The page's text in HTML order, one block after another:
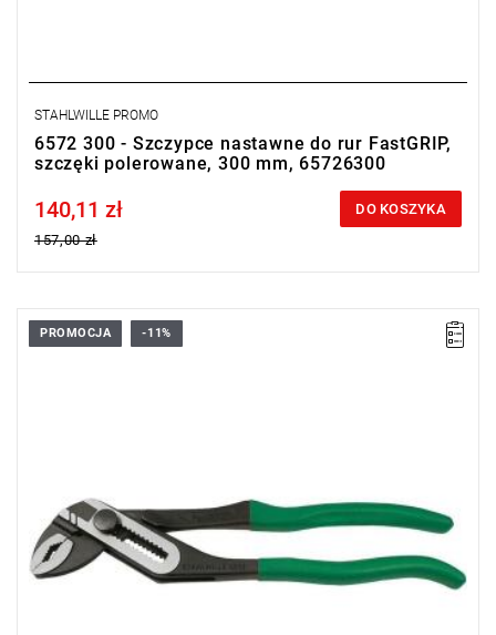
STAHLWILLE PROMO
6572 300 - Szczypce nastawne do rur FastGRIP,
szczęki polerowane, 300 mm, 65726300
Price tax included
140,11 zł
157,00 zł
DO KOSZYKA
PROMOCJA -11%